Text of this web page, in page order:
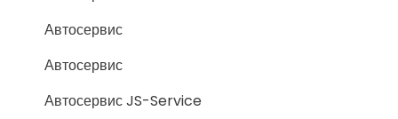
Автосервис
Автосервис
Автосервис JS-Service